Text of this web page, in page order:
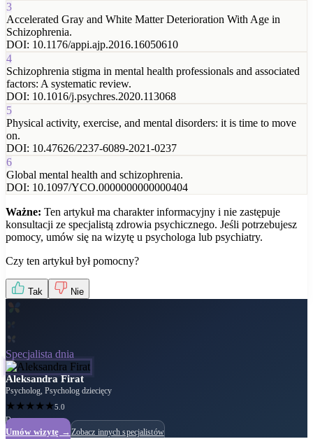
3
Accelerated Gray and White Matter Deterioration With Age in
Schizophrenia.
DOI: 10.1176/appi.ajp.2016.16050610
4
Schizophrenia stigma in mental health professionals and associated
factors: A systematic review.
DOI: 10.1016/j.psychres.2020.113068
5
Physical activity, exercise, and mental disorders: it is time to move
on.
DOI: 10.47626/2237-6089-2021-0237
6
Global mental health and schizophrenia.
DOI: 10.1097/YCO.0000000000000404
Ważne: Ten artykuł ma charakter informacyjny i nie zastępuje
konsultacji ze specjalistą zdrowia psychicznego. Jeśli potrzebujesz
pomocy, umów się na wizytę u psychologa lub psychiatry.
Czy ten artykuł był pomocny?
Tak Nie
Specjalista dnia
Aleksandra Firat
Psycholog, Psycholog dziecięcy
★★★★★5.0
Dostępny
Umów wizytę → Zobacz innych specjalistów